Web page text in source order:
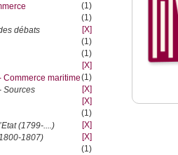
(1)
(1)
débats
[X]
(1)
(1)
[X]
Commerce maritime(1)
Sources
[X]
[X]
(1)
(1799-....)
[X]
1807)
[X]
(1)